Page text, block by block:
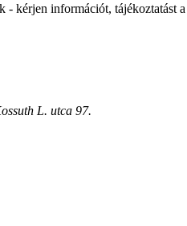
információt, tájékoztatást
L. utca 97.